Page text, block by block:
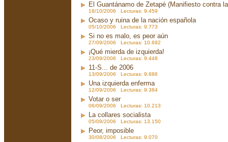
El Guantánamo de Zetapé (Manifiesto contra
18/10/2006 Lecturas: 9.459
Ocaso y ruina de la nación española
05/10/2006 Lecturas: 9.773
Si no es malo, es peor aún
27/09/2006 Lecturas: 10.692
¡Qué mierda de izquierda!
23/09/2006 Lecturas: 9.448
11-S... de 2006
13/09/2006 Lecturas: 9.886
Una izquierda enferma
12/09/2006 Lecturas: 9.384
Votar o ser
06/09/2006 Lecturas: 10.213
La collares socialista
05/09/2006 Lecturas: 13.150
Peor, imposible
30/08/2006 Lecturas: 9.070